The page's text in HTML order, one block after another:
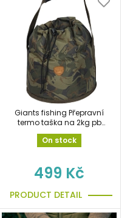
Giants fishing Přepravní
termo taška na 2kg pb
láhev Gas Canister
Carryall Large
On stock
499 Kč
PRODUCT DETAIL